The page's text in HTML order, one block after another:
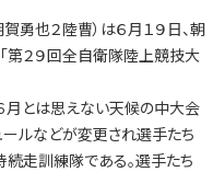
勇也２陸曹）は６月１９日、朝
第２９回全自衛隊陸上競技大
月とは思えない天候の中大会
ルなどが変更され選手たち
走訓練隊である。選手たち